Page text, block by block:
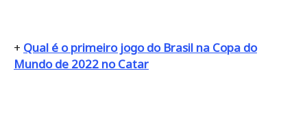
+ Qual é o primeiro jogo do Brasil na Copa do
Mundo de 2022 no Catar